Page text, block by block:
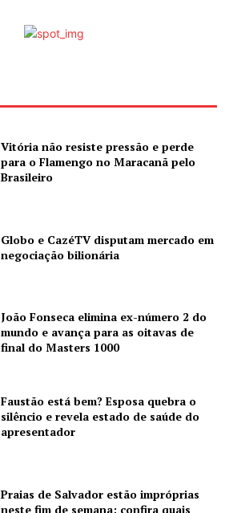
Vitória não resiste pressão e perde
para o Flamengo no Maracanã pelo
Brasileiro
Globo e CazéTV disputam mercado em
negociação bilionária
João Fonseca elimina ex-número 2 do
mundo e avança para as oitavas de
final do Masters 1000
Faustão está bem? Esposa quebra o
silêncio e revela estado de saúde do
apresentador
Praias de Salvador estão impróprias
neste fim de semana; confira quais